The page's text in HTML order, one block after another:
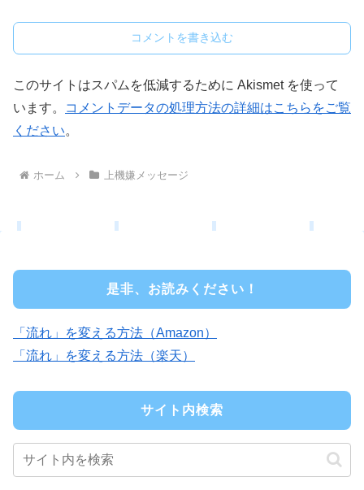
コメントを書き込む
このサイトはスパムを低減するために Akismet を使って
います。
コメントデータの処理方法の詳細はこちらをご覧
ください。
ホーム 上機嫌メッセージ
是非、お読みください！
「流れ」を変える方法（Amazon）
「流れ」を変える方法（楽天）
サイト内検索